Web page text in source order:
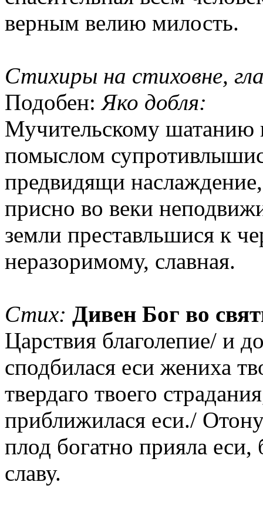
верным велию милость.
Стихиры на стиховне,
Подобен:Яко добля:
Мучительскому шатанию
помыслом
предвидящи
присно во веки
земли преставльшися к
неразоримому, славная.
Стих: Дивен Бог во
Царствия благолепие/ и
сподбилася еси жениха
твердаго твоего
приближилася еси./
плод богатно прияла
славу.